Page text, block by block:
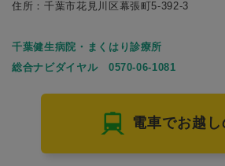
住所：千葉市花見川区幕張町5-392-3
千葉健生病院・まくはり診療所
総合ナビダイヤル 0570-06-1081
電車でお越し